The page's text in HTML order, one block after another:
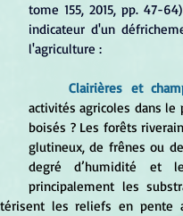
tome 155, 2015, pp. 47-
indicateur d'un
l'agriculture :
Clairières et
activités agricoles dans
boisés ? Les forêts
glutineux, de frênes ou
degré d’humidité et
principalement les
les reliefs en pente